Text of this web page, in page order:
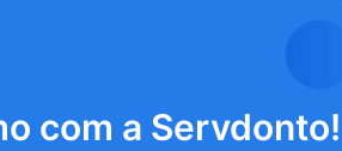
com a Servdonto!